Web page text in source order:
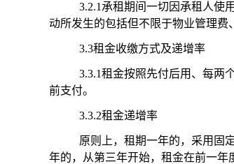
3.2.1承租期间一切因承租人使
动所发生的包括但不限于物业管理费
3.3租金收缴方式及递增率
3.3.1租金按照先付后用、 每两
前支付。
3.3.2租金递增率
原则上， 租期一年的， 采用固
年的，从第三年开始， 租金在前一年